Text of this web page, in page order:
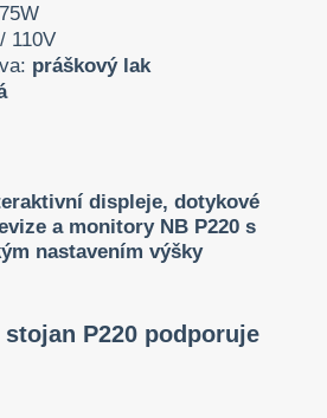
110V
práškový lak
P220 podporuje